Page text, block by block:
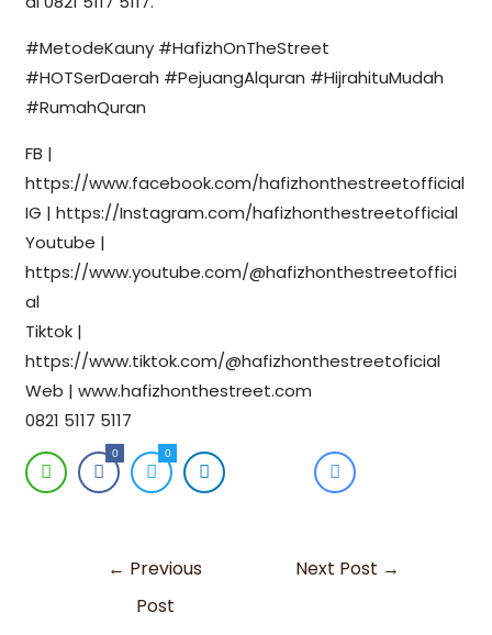
#MetodeKauny #HafizhOnTheStreet
#HOTSerDaerah #PejuangAlquran #HijrahituMudah
#RumahQuran
FB |
https://www.facebook.com/hafizhonthestreetofficial
IG | https://Instagram.com/hafizhonthestreetofficial
Youtube |
https://www.youtube.com/@hafizhonthestreetoffici
al
Tiktok |
https://www.tiktok.com/@hafizhonthestreetoficial
Web | www.hafizhonthestreet.com
0821 5117 5117
0 0
← Previous
Post
Next Post →